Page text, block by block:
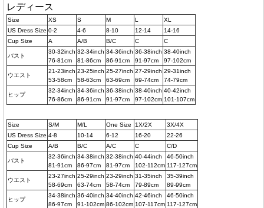
レディース
Size XS S M L
XL
US Dress Size 0-2 4-6 8-10 12-14
14-16
Cup Size
A A/B B/C C C
バスト
30-32inch
76-81cm
32-34inch
81-86cm
34-36inch
86-91cm
36-38inch
91-97cm
38-40inch
97-102cm
ウエスト
21-23inch
53-58cm
23-25inch
58-63cm
25-27inch
63-69cm
27-29inch
69-74cm
29-31inch
74-79cm
ヒップ
32-34inch
76-86cm
34-36inch
86-91cm
36-38inch
91-97cm
38-40inch
97-102cm
40-42inch
101-107cm
Size S/M M/L One Size 1X/2X
3X/4X
US Dress Size 4-8 10-14 6-12 16-20
22-26
Cup Size
A/B B/C A/C C C/D
バスト
32-36inch
81-91cm
34-38inch
86-97cm
32-38inch
81-97cm
40-44inch
102-112cm
46-50inch
117-127cm
ウエスト
23-27inch
58-69cm
25-29inch
63-74cm
23-29inch
58-74cm
31-35inch
79-89cm
35-39inch
89-99cm
ヒップ
34-38inch
86-97cm
36-40inch
91-102cm
34-40inch
86-102cm
42-46inch
107-117cm
46-50inch
117-127cm